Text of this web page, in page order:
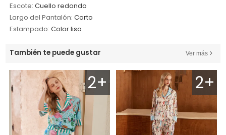
Escote: Cuello redondo
Largo del Pantalón: Corto
Estampado: Color liso
También te puede gustar Ver más
2+ 2+